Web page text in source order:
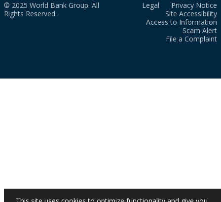
© 2025 World Bank Group. All
Rights Reserved.
Legal
Privacy Notice
Site Accessibility
Access to Information
Scam Alert
File a Complaint